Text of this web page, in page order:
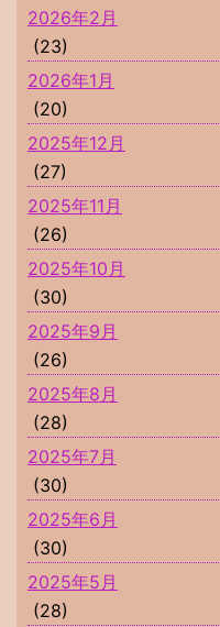
2026年2月
(23)
2026年1月
(20)
2025年12月
(27)
2025年11月
(26)
2025年10月
(30)
2025年9月
(26)
2025年8月
(28)
2025年7月
(30)
2025年6月
(30)
2025年5月
(28)